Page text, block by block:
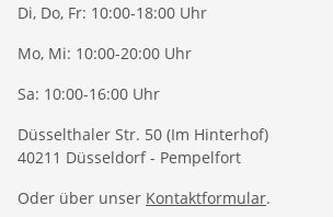
Di, Do, Fr: 10:00-18:00 Uhr
Mo, Mi: 10:00-20:00 Uhr
Sa: 10:00-16:00 Uhr
Düsselthaler Str. 50 (Im Hinterhof)
40211 Düsseldorf - Pempelfort
Oder über unser Kontaktformular.